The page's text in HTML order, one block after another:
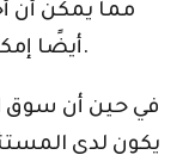
مما يمكن أن
أيضًا إمكانية الوصول إلى أفضل المصدرين.
في حين أن سوق
يكون لدى